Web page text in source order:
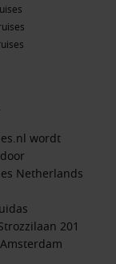
wordt
Netherlands
201